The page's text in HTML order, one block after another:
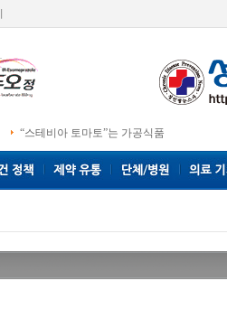
“스테비아 토마토”는 가공식품